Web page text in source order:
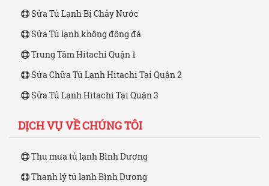
Sửa Tủ Lạnh Bị Chảy Nước
Sửa Tủ lạnh không đông đá
Trung Tâm Hitachi Quận 1
Sửa Chữa Tủ Lạnh Hitachi Tại Quận 2
Sửa Tủ Lạnh Hitachi Tại Quận 3
DỊCH VỤ VỀ CHÚNG TÔI
Thu mua tủ lạnh Bình Dương
Thanh lý tủ lạnh Bình Dương